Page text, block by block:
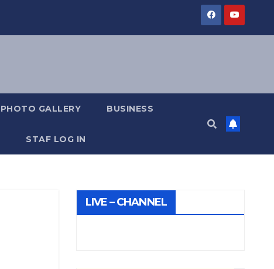
PHOTO GALLERY BUSINESS
STAF LOG IN
LIVE – CHANNEL